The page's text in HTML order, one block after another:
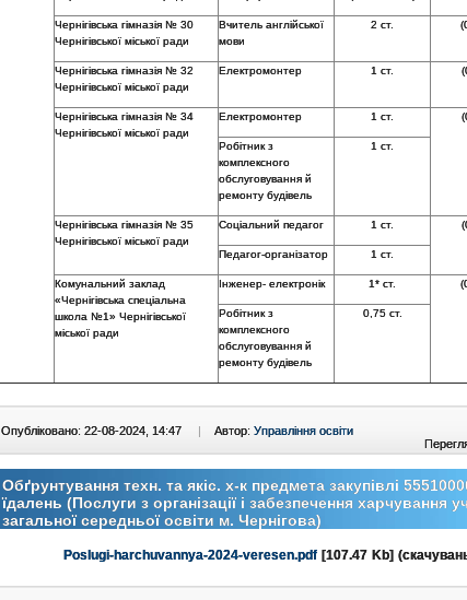
Чернігівська гімназія № 30
Чернігівської міської ради
Вчитель англійської
мови
2 ст.
Чернігівська гімназія № 32
Чернігівської міської ради
Електромонтер 1 ст.
Чернігівська гімназія № 34
Чернігівської міської ради
Електромонтер 1 ст.
Робітник з
комплексного
обслуговування й
ремонту будівель
1 ст.
Чернігівська гімназія № 35
Чернігівської міської ради
Соціальний педагог 1 ст.
Педагог-організатор 1 ст.
Комунальний заклад
«Чернігівська спеціальна
школа №1» Чернігівської
міської ради
Інженер- електронік 1* ст.
Робітник з
комплексного
обслуговування й
ремонту будівель
0,75 ст.
Опубліковано: 22-08-2024, 14:47 | Автор: Управління освіти
Обґрунтування техн. та якіс. х-к предмета закупівлі
їдалень (Послуги з організації і забезпечення харчування
загальної середньої освіти м. Чернігова)
Poslugi-harchuvannya-2024-veresen.pdf[107.47 Kb]